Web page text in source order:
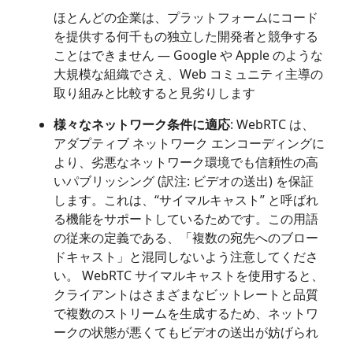
ほとんどの企業は、プラットフォームにコード
を提供する何千もの独立した開発者と競争する
ことはできません — Google や Apple のような
大規模な組織でさえ、Web コミュニティ主導の
取り組みと比較すると見劣りします
様々なネットワーク条件に適応: WebRTC は、
アダプティブ ネットワーク エンコーディングに
より、劣悪なネットワーク環境でも信頼性の高
いパブリッシング (訳注: ビデオの送出) を保証
します。これは、“サイマルキャスト” と呼ばれ
る機能をサポートしているためです。この用語
の従来の定義である、「複数の宛先へのブロー
ドキャスト」と混同しないよう注意してくださ
い。 WebRTC サイマルキャストを使用すると、
クライアントはさまざまなビットレートと品質
で複数のストリームを生成するため、ネットワ
ークの状態が悪くてもビデオの送出が妨げられ